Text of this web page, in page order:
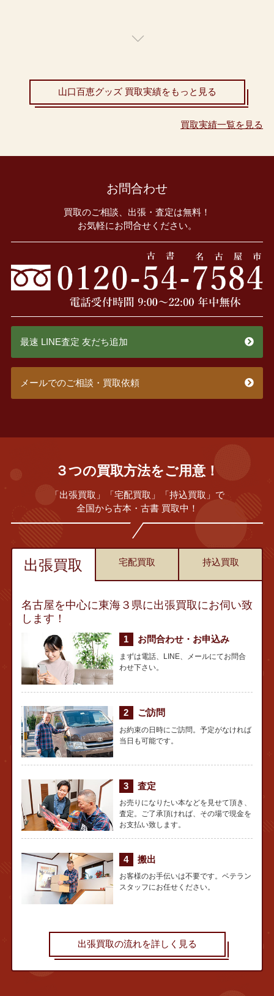
山口百恵グッズ 買取実績をもっと見る
買取実績一覧を見る
お問合わせ
買取のご相談、出張・査定は無料！
お気軽にお問合せください。
最速 LINE査定 友だち追加
メールでのご相談・買取依頼
３つの買取方法をご用意！
「出張買取」「宅配買取」「持込買取」で
全国から古本・古書 買取中！
出張買取 宅配買取 持込買取
名古屋を中心に東海３県に出張買取にお伺い致
します！
お問合わせ・お申込み
まずは電話、LINE、メールにてお問合
わせ下さい。
ご訪問
お約束の日時にご訪問。予定がなければ
当日も可能です。
査定
お売りになりたい本などを見せて頂き、
査定。ご了承頂ければ、その場で現金を
お支払い致します。
搬出
お客様のお手伝いは不要です。ベテラン
スタッフにお任せください。
出張買取の流れを詳しく見る